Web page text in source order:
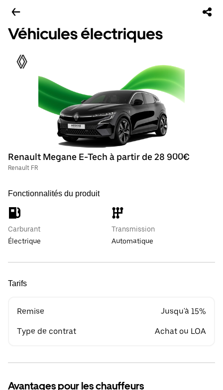
Véhicules électriques
Renault Megane E-Tech à partir de 28 900€
Renault FR
Fonctionnalités du produit
Carburant
Électrique
Transmission
Automatique
Tarifs
Remise Jusqu'à 15%
Type de contrat Achat ou LOA
Avantages pour les chauffeurs